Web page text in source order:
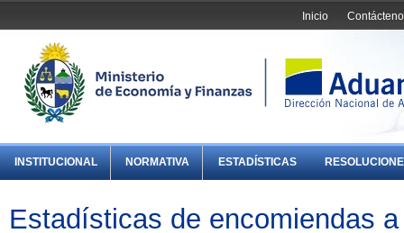
Inicio
INSTITUCIONAL NORMATIVA ESTADÍSTICAS
Estadísticas de encomiendas